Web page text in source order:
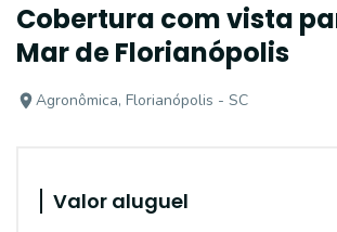
Cobertura com vista
Mar de Florianópolis
Agronômica, Florianópolis - SC
Valor aluguel